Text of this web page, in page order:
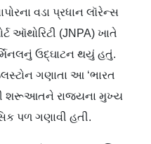
વડા પ્રધાન લૉરેન્સ
ઑથોરિટી (JNPA) ખાતે
ઉદ્ઘાટન થયું હતું.
ગણાતા આ ‘ભારત
શરૂઆતને રાજ્યના મુખ્ય
પળ ગણાવી હતી.